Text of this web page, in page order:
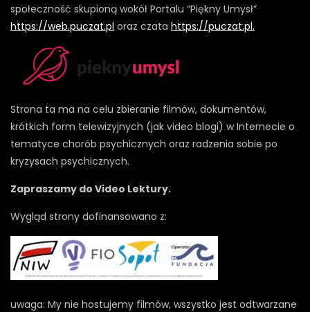
społeczność skupioną wokół Portalu “Piękny Umysł”
https://web.puczat.pl oraz czata https://puczat.pl.
Strona ta ma na celu zbieranie filmów, dokumentów,
krótkich form telewizyjnych (jak video blogi) w Internecie o
tematyce chorób psychicznych oraz radzenia sobie po
kryzysach psychicznych.
Zapraszamy do Video Lektury.
Wygląd strony dofinansowano z:
uwaga: My nie hostujemy filmów, wszystko jest odtwarzane